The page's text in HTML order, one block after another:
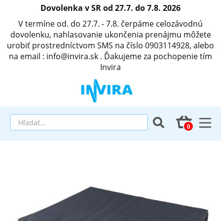
Dovolenka v SR od 27.7. do 7.8. 2026
V termíne od. do 27.7. - 7.8. čerpáme celozávodnú
dovolenku, nahlasovanie ukončenia prenájmu môžete
urobiť prostredníctvom SMS na číslo 0903114928, alebo
na email : info@invira.sk . Ďakujeme za pochopenie tím
Invira
Invalidné vozíky